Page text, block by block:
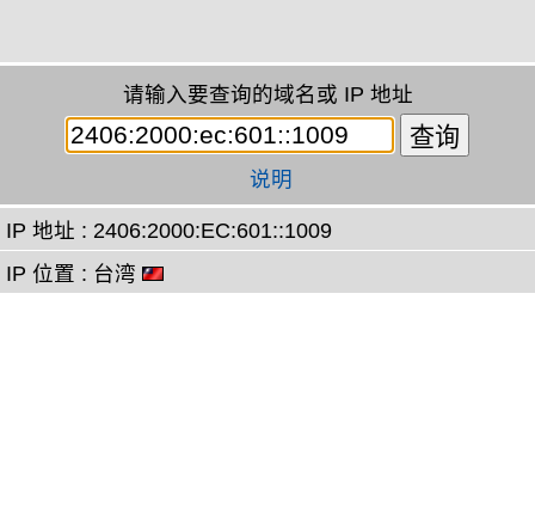
请输入要查询的域名或 IP 地址
说明
IP 地址 : 2406:2000:EC:601::1009
IP 位置 : 台湾